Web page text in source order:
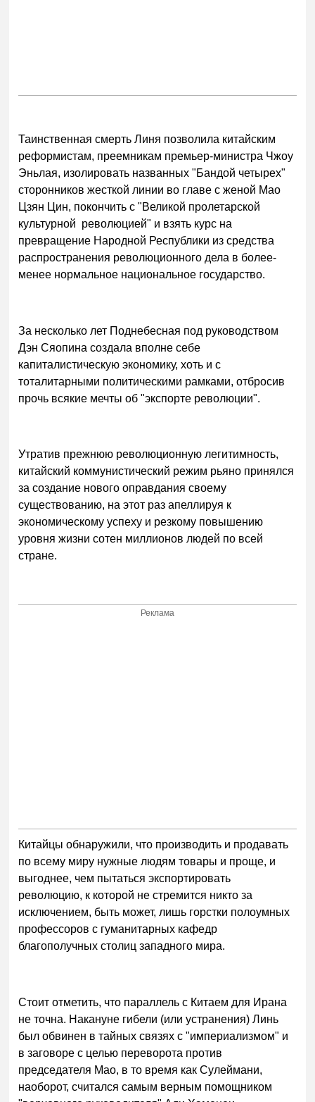
Таинственная смерть Линя позволила китайским
реформистам, преемникам премьер-министра Чжоу
Эньлая, изолировать названных "Бандой четырех"
сторонников жесткой линии во главе с женой Мао
Цзян Цин, покончить с "Великой пролетарской
культурной революцией" и взять курс на
превращение Народной Республики из средства
распространения революционного дела в более-
менее нормальное национальное государство.
За несколько лет Поднебесная под руководством
Дэн Сяопина создала вполне себе
капиталистическую экономику, хоть и с
тоталитарными политическими рамками, отбросив
прочь всякие мечты об "экспорте революции".
Утратив прежнюю революционную легитимность,
китайский коммунистический режим рьяно принялся
за создание нового оправдания своему
существованию, на этот раз апеллируя к
экономическому успеху и резкому повышению
уровня жизни сотен миллионов людей по всей
стране.
Реклама
Китайцы обнаружили, что производить и продавать
по всему миру нужные людям товары и проще, и
выгоднее, чем пытаться экспортировать
революцию, к которой не стремится никто за
исключением, быть может, лишь горстки полоумных
профессоров с гуманитарных кафедр
благополучных столиц западного мира.
Стоит отметить, что параллель с Китаем для Ирана
не точна. Накануне гибели (или устранения) Линь
был обвинен в тайных связях с "империализмом" и
в заговоре с целью переворота против
председателя Мао, в то время как Сулеймани,
наоборот, считался самым верным помощником